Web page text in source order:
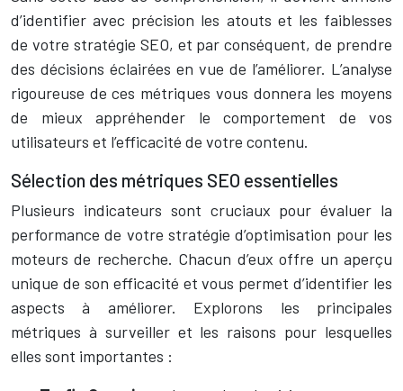
d’identifier avec précision les atouts et les faiblesses
de votre stratégie SEO, et par conséquent, de prendre
des décisions éclairées en vue de l’améliorer. L’analyse
rigoureuse de ces métriques vous donnera les moyens
de mieux appréhender le comportement de vos
utilisateurs et l’efficacité de votre contenu.
Sélection des métriques SEO essentielles
Plusieurs indicateurs sont cruciaux pour évaluer la
performance de votre stratégie d’optimisation pour les
moteurs de recherche. Chacun d’eux offre un aperçu
unique de son efficacité et vous permet d’identifier les
aspects à améliorer. Explorons les principales
métriques à surveiller et les raisons pour lesquelles
elles sont importantes :